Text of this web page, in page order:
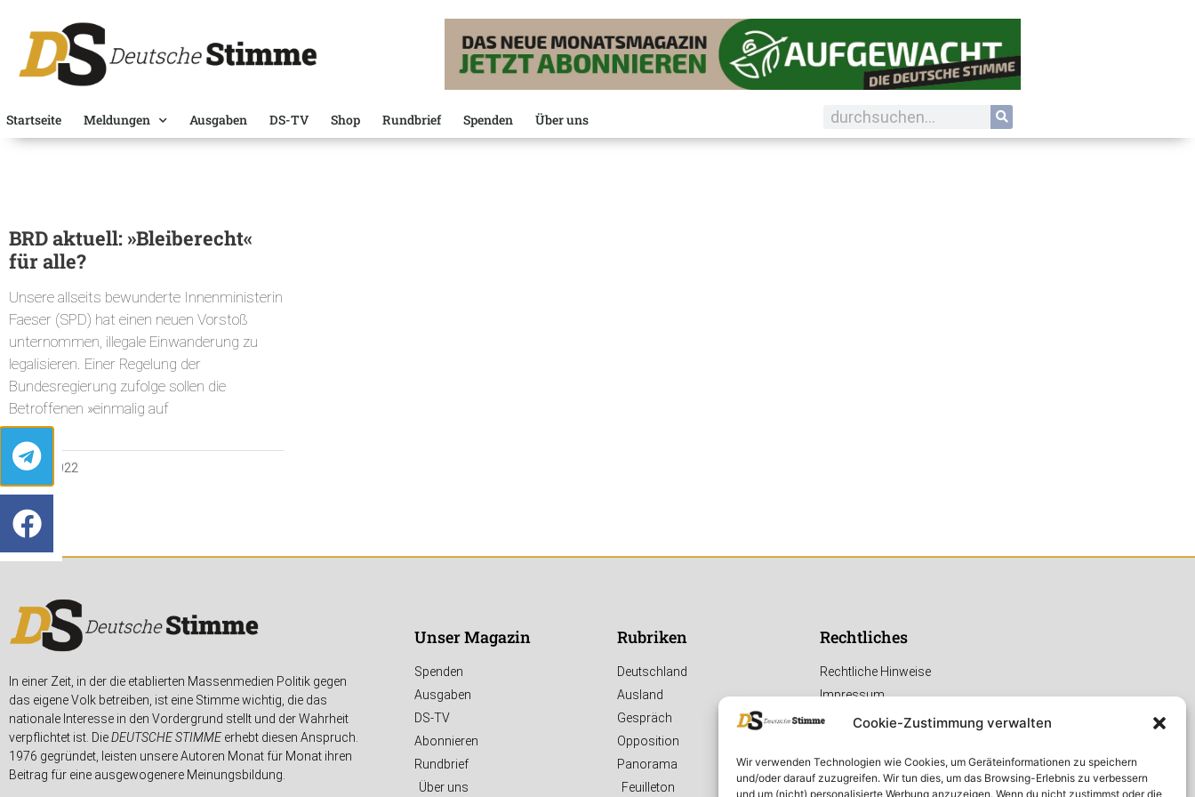
Cookie-Zustimmung verwalten
Wir verwenden Technologien wie Cookies, um Geräteinformationen zu speichern
und/oder darauf zuzugreifen. Wir tun dies, um das Browsing-Erlebnis zu verbessern
und um (nicht) personalisierte Werbung anzuzeigen. Wenn du nicht zustimmst oder die
Startseite Meldungen Ausgaben DS-TV Shop Rundbrief Spenden Über uns
BRD aktuell: »Bleiberecht«
für alle?
Unsere allseits bewunderte Innenministerin
Faeser (SPD) hat einen neuen Vorstoß
unternommen, illegale Einwanderung zu
legalisieren. Einer Regelung der
Bundesregierung zufolge sollen die
Betroffenen »einmalig auf
8. JUNI 2022
In einer Zeit, in der die etablierten Massenmedien Politik gegen
das eigene Volk betreiben, ist eine Stimme wichtig, die das
nationale Interesse in den Vordergrund stellt und der Wahrheit
verpflichtet ist. DieDEUTSCHE STIMMEerhebt diesen Anspruch.
1976 gegründet, leisten unsere Autoren Monat für Monat ihren
Beitrag für eine ausgewogenere Meinungsbildung.
Unser Magazin
Spenden
Ausgaben
DS-TV
Abonnieren
Rundbrief
Über uns
Rubriken
Deutschland
Ausland
Gespräch
Opposition
Panorama
Feuilleton
Rechtliches
Rechtliche Hinweise
Impressum
Datenschutzerklärung